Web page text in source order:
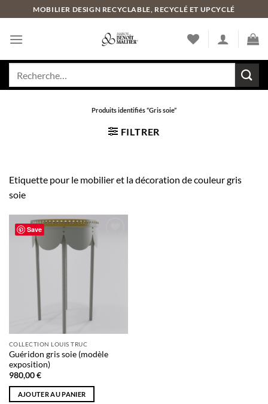
au
contenu
MOBILIER DESIGN RECYCLABLE, RECYCLÉ ET UPCYCLÉ
Produits identifiés “Gris soie”
FILTRER
Etiquette pour le mobilier et la décoration de couleur gris
soie
Save
COLLECTION LOUIS TRUC
Guéridon gris soie (modèle
exposition)
980,00€
AJOUTER AU PANIER